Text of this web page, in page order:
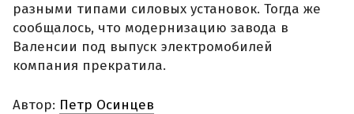
разными типами силовых установок. Тогда же
сообщалось, что модернизацию завода в
Валенсии под выпуск электромобилей
компания прекратила.
Автор: Петр Осинцев